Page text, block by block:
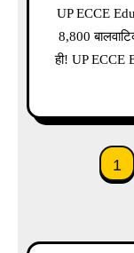
UP ECCE Educator Recruitment 2025 | उत्तर प्रदेश में
8,800
ही! UP ECCE
Posts 1